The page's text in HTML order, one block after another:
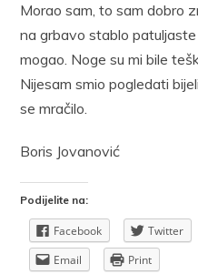
Morao sam, to sam dobro
na grbavo stablo
mogao. Noge su mi bile
Nijesam smio pogledati
se mračilo.
Boris Jovanović
Podijelite na:
Facebook Twitter
Email
Print